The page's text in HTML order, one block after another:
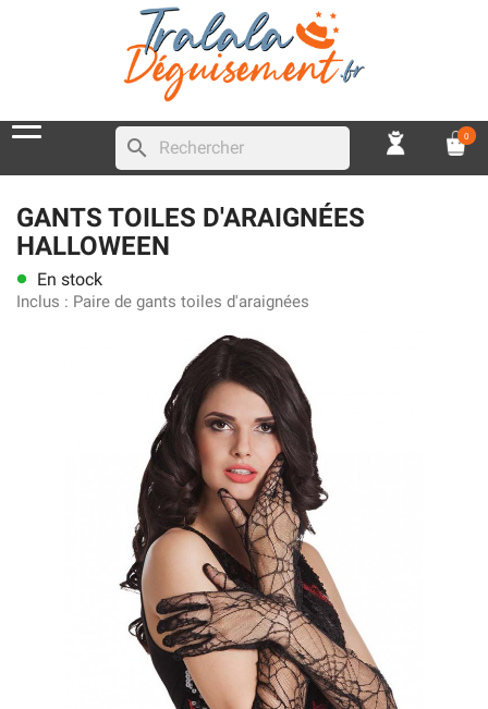
search 0
GANTS TOILES D'ARAIGNÉES
HALLOWEEN
lens En stock
Inclus : Paire de gants toiles d'araignées